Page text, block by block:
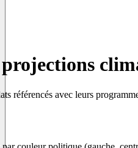
référencés avec leurs